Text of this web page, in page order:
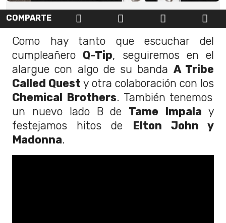
COMPARTE
Como hay tanto que escuchar del
cumpleañero Q-Tip, seguiremos en el
alargue con algo de su banda A Tribe
Called Quest y otra colaboración con los
Chemical Brothers. También tenemos
un nuevo lado B de Tame Impala y
festejamos hitos de Elton John y
Madonna.